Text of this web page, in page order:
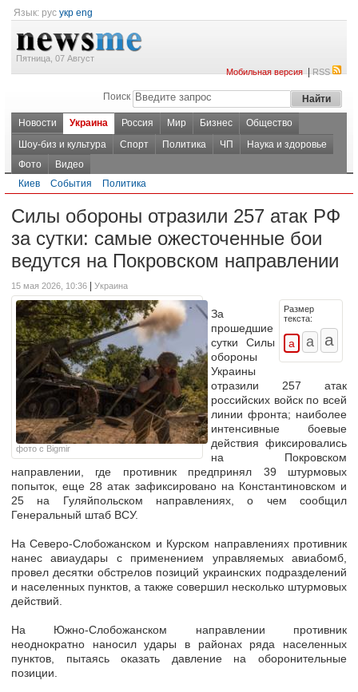
Язык: рус укр eng
Пятница, 07 Август
Мобильная версия|RSS
Поиск
Новости Украина Россия Мир Бизнес
Общество
Шоу-биз и культура
Спорт Политика ЧП
Наука и здоровье
Фото
Видео
Киев
События Политика
Силы обороны отразили 257 атак РФ
за сутки: самые ожесточенные бои
ведутся на Покровском направлении
15 мая 2026, 10:36 Украина
фото с Bigmir
Размер
текста:
За
прошедшие
сутки Силы
обороны
Украины
отразили 257 атак
российских войск по всей
линии фронта; наиболее
интенсивные боевые
действия фиксировались
на Покровском
направлении, где противник предпринял 39 штурмовых
попыток, еще 28 атак зафиксировано на Константиновском и
25 на Гуляйпольском направлениях, о чем сообщил
Генеральный штаб ВСУ.
На Северо-Слобожанском и Курском направлениях противник
нанес авиаудары с применением управляемых авиабомб,
провел десятки обстрелов позиций украинских подразделений
и населенных пунктов, а также совершил несколько штурмовых
действий.
На Южно-Слобожанском направлении противник
неоднократно наносил удары в районах ряда населенных
пунктов, пытаясь оказать давление на оборонительные
позиции.